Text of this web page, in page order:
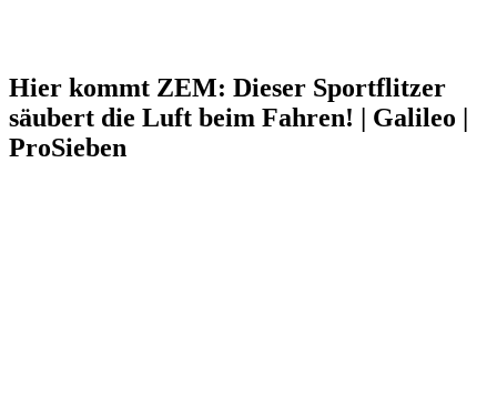
Hier kommt ZEM: Dieser Sportflitzer
säubert die Luft beim Fahren! | Galileo |
ProSieben